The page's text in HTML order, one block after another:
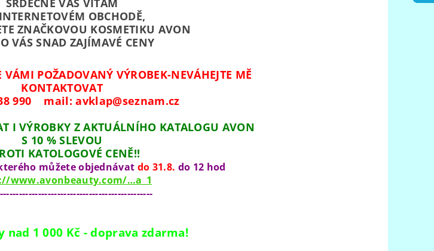
OBCHODĚ,
ZNAČKOVOU KOSMETIKU AVON
VÁS SNAD ZAJÍMAVÉ CENY
VÁMI POŽADOVANÝ VÝROBEK-NEVÁHEJTE MĚ
KONTAKTOVAT
990 mail: avklap@seznam.cz
I VÝROBKY Z AKTUÁLNÍHO KATALOGU AVON
S 10 % SLEVOU
KATOLOGOVÉ CENĚ!!
můžete objednávat do 31.8. do 12 hod
www.avonbeauty.com/…a_1
nad 1 000 Kč - doprava zdarma!